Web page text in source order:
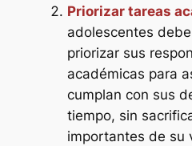
Priorizar tareas
adolescentes
priorizar sus
académicas para
cumplan con sus
tiempo, sin
importantes de su